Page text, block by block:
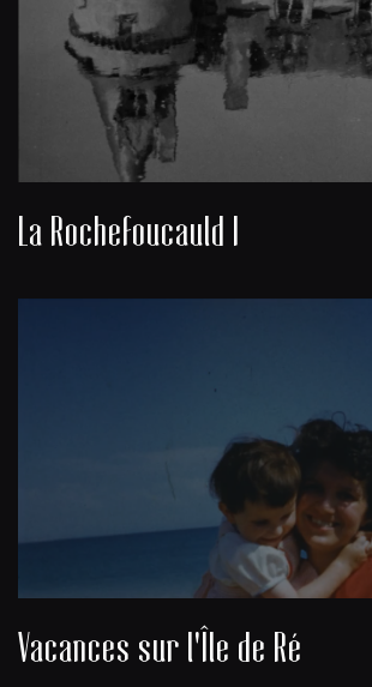
La Rochefoucauld I
Vacances sur l'Île de Ré